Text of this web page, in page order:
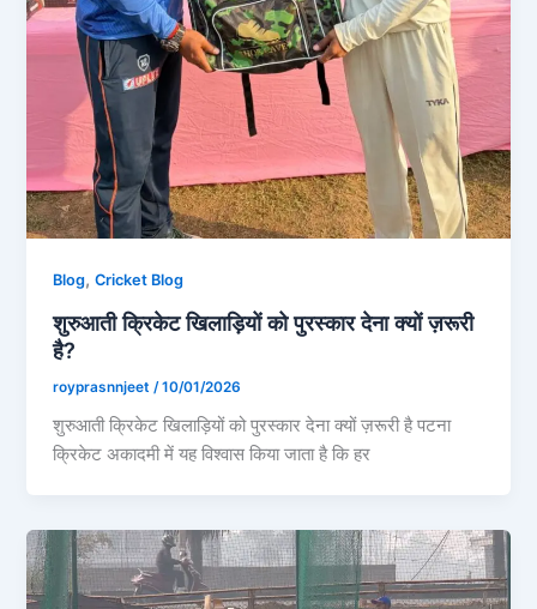
Blog,Cricket Blog
शुरुआती क्रिकेट खिलाड़ियों को पुरस्कार देना क्यों ज़रूरी
है?
royprasnnjeet /10/01/2026
शुरुआती क्रिकेट खिलाड़ियों को पुरस्कार देना क्यों ज़रूरी है पटना
क्रिकेट अकादमी में यह विश्वास किया जाता है कि हर